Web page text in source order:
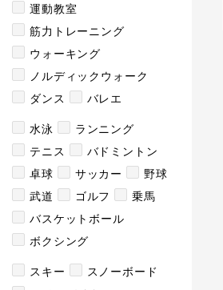
運動教室
筋力トレーニング
ウォーキング
ノルディックウォーク
ダンス
バレエ
水泳
ランニング
テニス
バドミントン
卓球
サッカー
野球
武道
ゴルフ
乗馬
バスケットボール
ボクシング
スキー
スノーボード